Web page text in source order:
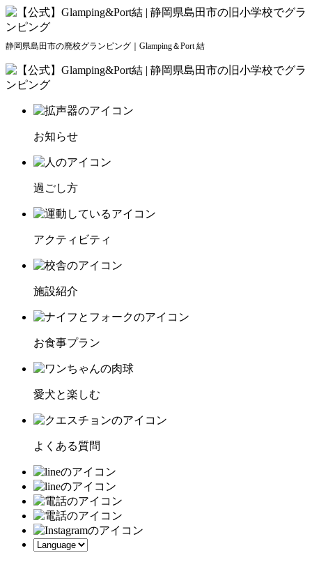
静岡県島田市の廃校グランピング｜Glamping＆Port 結
お知らせ
過ごし方
アクティビティ
施設紹介
お食事プラン
愛犬と楽しむ
よくある質問